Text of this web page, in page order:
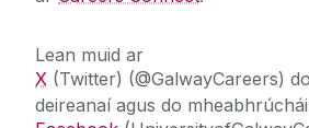
Lean muid ar
X (Twitter) (@GalwayCareers)
deireanaí agus do